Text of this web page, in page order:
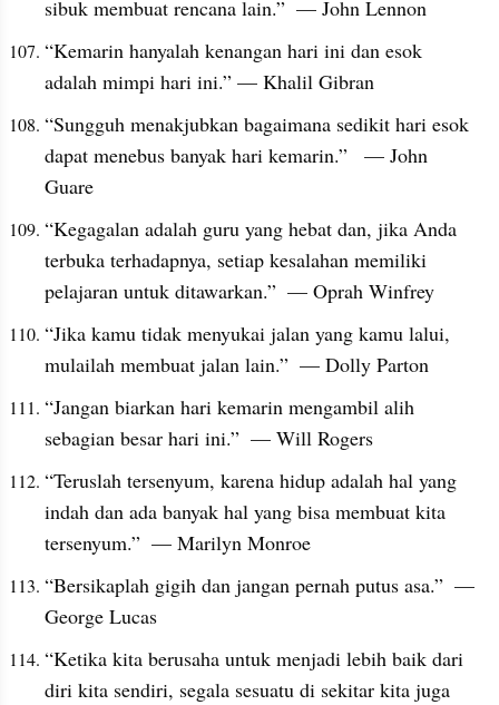
sibuk membuat rencana lain.”  — John Lennon
“Kemarin hanyalah kenangan hari ini dan esok
adalah mimpi hari ini.” — Khalil Gibran
“Sungguh menakjubkan bagaimana sedikit hari esok
dapat menebus banyak hari kemarin.”   — John
Guare
“Kegagalan adalah guru yang hebat dan, jika Anda
terbuka terhadapnya, setiap kesalahan memiliki
pelajaran untuk ditawarkan.”  — Oprah Winfrey
“Jika kamu tidak menyukai jalan yang kamu lalui,
mulailah membuat jalan lain.”  — Dolly Parton
“Jangan biarkan hari kemarin mengambil alih
sebagian besar hari ini.”  — Will Rogers
“Teruslah tersenyum, karena hidup adalah hal yang
indah dan ada banyak hal yang bisa membuat kita
tersenyum.”  — Marilyn Monroe
“Bersikaplah gigih dan jangan pernah putus asa.”  —
George Lucas
“Ketika kita berusaha untuk menjadi lebih baik dari
diri kita sendiri, segala sesuatu di sekitar kita juga